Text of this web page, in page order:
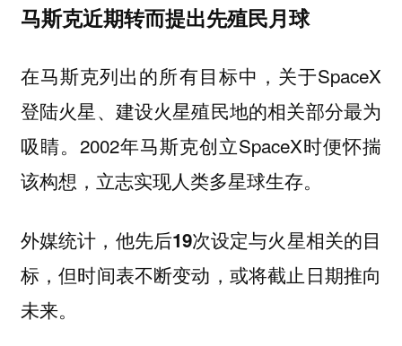
马斯克近期转而提出先殖民月球
在马斯克列出的所有目标中，关于SpaceX
登陆火星、建设火星殖民地的相关部分最为
吸睛。2002年马斯克创立SpaceX时便怀揣
该构想，立志实现人类多星球生存。
外媒统计，他先后19次设定与火星相关的目
标，但时间表不断变动 ，或将截止日期推向
未来。